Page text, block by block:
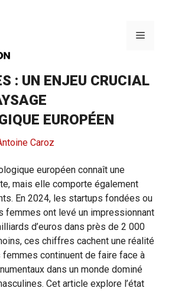
Menu
: UN ENJEU CRUCIAL
EUROPÉEN
Caroz
européen connaît une
mais elle comporte également
En 2024, les startups fondées ou
femmes ont levé un impressionnant
d’euros dans près de 2 000
ces chiffres cachent une réalité
femmes continuent de faire face à
dans un monde dominé
Cet article explore l’état